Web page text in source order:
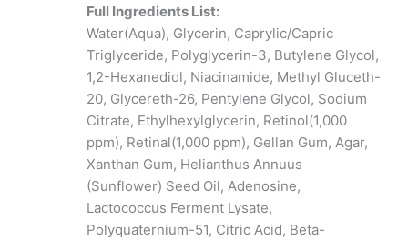
Full Ingredients List:
Water(Aqua), Glycerin, Caprylic/Capric
Triglyceride, Polyglycerin-3, Butylene Glycol,
1,2-Hexanediol, Niacinamide, Methyl Gluceth-
20, Glycereth-26, Pentylene Glycol, Sodium
Citrate, Ethylhexylglycerin, Retinol(1,000
ppm), Retinal(1,000 ppm), Gellan Gum, Agar,
Xanthan Gum, Helianthus Annuus
(Sunflower) Seed Oil, Adenosine,
Lactococcus Ferment Lysate,
Polyquaternium-51, Citric Acid, Beta-